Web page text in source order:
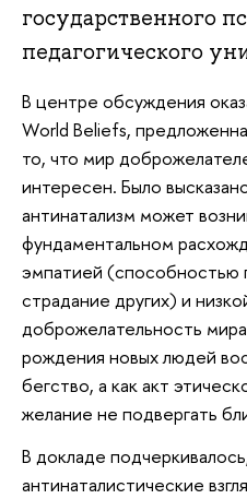
государственного
педагогического
В центре обсуждения
World Beliefs,
то, что мир
интересен. Было
антинатализм может
фундаментальном
эмпатией (способностью
страдание других) и
доброжелательность
рождения новых людей
бегство, а как акт
желание не подвергать
В докладе
антинаталистические